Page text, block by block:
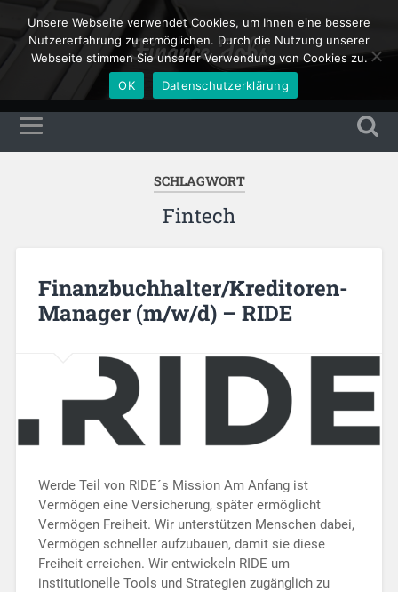
Finance Jobs
SCHLAGWORT
Fintech
Finanzbuchhalter/Kreditoren-
Manager (m/w/d) – RIDE
Werde Teil von RIDE´s Mission Am Anfang ist
Vermögen eine Versicherung, später ermöglicht
Vermögen Freiheit. Wir unterstützen Menschen dabei,
Vermögen schneller aufzubauen, damit sie diese
Freiheit erreichen. Wir entwickeln RIDE um
institutionelle Tools und Strategien zugänglich zu
Unsere Webseite verwendet Cookies, um Ihnen eine bessere
Nutzererfahrung zu ermöglichen. Durch die Nutzung unserer
Webseite stimmen Sie unserer Verwendung von Cookies zu.
OK
Datenschutzerklärung